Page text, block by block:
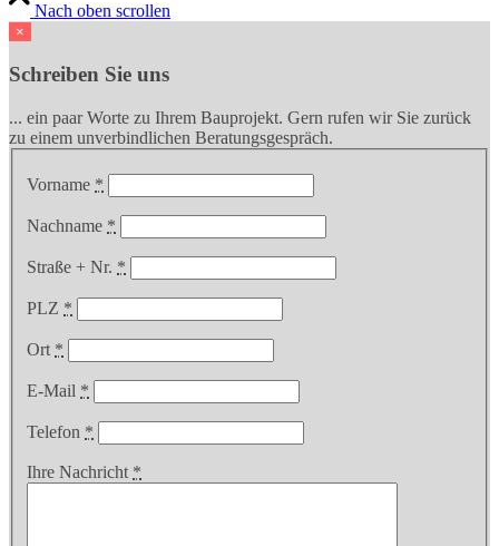
Nach oben scrollen
×
Schreiben Sie uns
... ein paar Worte zu Ihrem Bauprojekt. Gern rufen wir Sie zurück
zu einem unverbindlichen Beratungsgespräch.
Vorname *
Nachname *
Straße + Nr. *
PLZ *
Ort *
E-Mail *
Telefon *
Ihre Nachricht *